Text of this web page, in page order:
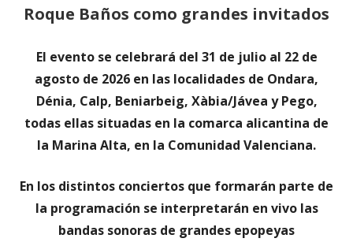
Roque Baños como grandes invitados
El evento se celebrará del 31 de julio al 22 de
agosto de 2026 en las localidades de Ondara,
Dénia, Calp, Beniarbeig, Xàbia/Jávea y Pego,
todas ellas situadas en la comarca alicantina de
la Marina Alta, en la Comunidad Valenciana.
En los distintos conciertos que formarán parte de
la programación se interpretarán en vivo las
bandas sonoras de grandes epopeyas